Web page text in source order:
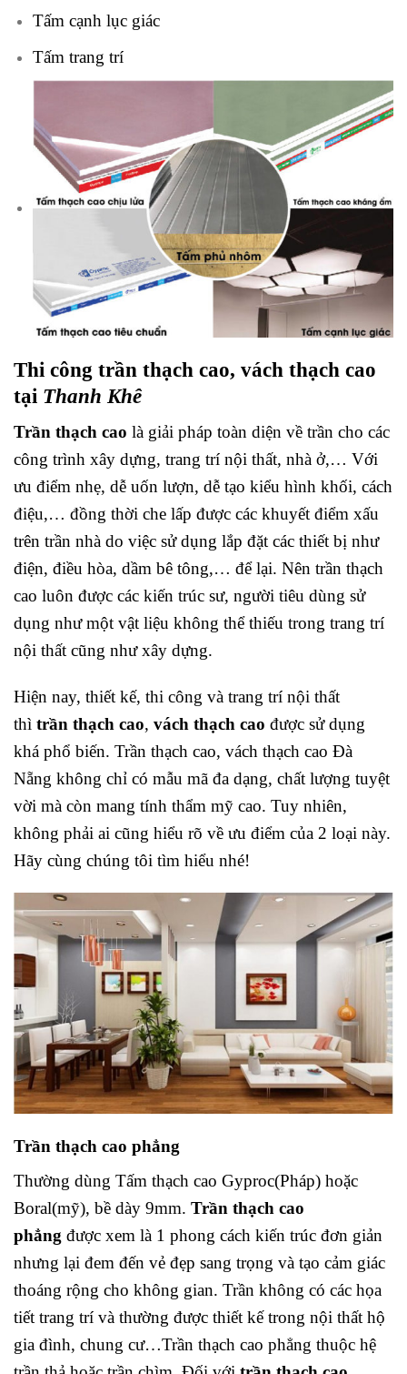
Tấm cạnh lục giác
Tấm trang trí
Thi công trần thạch cao, vách thạch cao
tại Thanh Khê
Trần thạch cao là giải pháp toàn diện về trần cho các
công trình xây dựng, trang trí nội thất, nhà ở,… Với
ưu điểm nhẹ, dễ uốn lượn, dễ tạo kiểu hình khối, cách
điệu,… đồng thời che lấp được các khuyết điểm xấu
trên trần nhà do việc sử dụng lắp đặt các thiết bị như
điện, điều hòa, dầm bê tông,… để lại. Nên trần thạch
cao luôn được các kiến trúc sư, người tiêu dùng sử
dụng như một vật liệu không thể thiếu trong trang trí
nội thất cũng như xây dựng.
Hiện nay, thiết kế, thi công và trang trí nội thất
thì trần thạch cao, vách thạch cao được sử dụng
khá phổ biến. Trần thạch cao, vách thạch cao Đà
Nẵng không chỉ có mẫu mã đa dạng, chất lượng tuyệt
vời mà còn mang tính thẩm mỹ cao. Tuy nhiên,
không phải ai cũng hiểu rõ về ưu điểm của 2 loại này.
Hãy cùng chúng tôi tìm hiểu nhé!
Trần thạch cao phẳng
Thường dùng Tấm thạch cao Gyproc(Pháp) hoặc
Boral(mỹ), bề dày 9mm. Trần thạch cao
phẳng được xem là 1 phong cách kiến trúc đơn giản
nhưng lại đem đến vẻ đẹp sang trọng và tạo cảm giác
thoáng rộng cho không gian. Trần không có các họa
tiết trang trí và thường được thiết kế trong nội thất hộ
gia đình, chung cư…Trần thạch cao phẳng thuộc hệ